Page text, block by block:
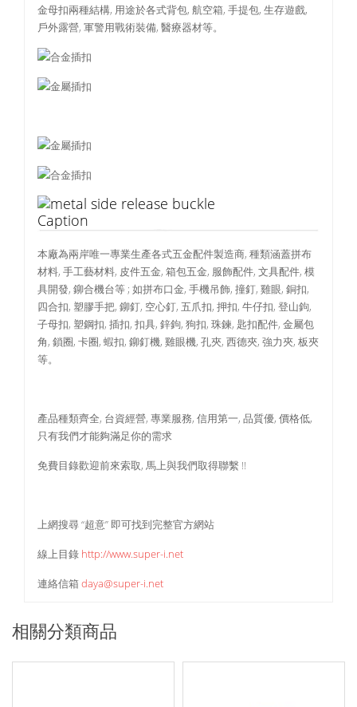
金母扣兩種結構, 用途於各式背包, 航空箱, 手提包, 生存遊戲,
戶外露營, 軍警用戰術裝備, 醫療器材等。
Caption
本廠為兩岸唯一專業生產各式五金配件製造商, 種類涵蓋拼布
材料, 手工藝材料, 皮件五金, 箱包五金, 服飾配件, 文具配件, 模
具開發, 鉚合機台等 ; 如拼布口金, 手機吊飾, 撞釘, 雞眼, 銅扣,
四合扣, 塑膠手把, 鉚釘, 空心釘, 五爪扣, 押扣, 牛仔扣, 登山鉤,
子母扣, 塑鋼扣, 插扣, 扣具, 鋅鉤, 狗扣, 珠鍊, 匙扣配件, 金屬包
角, 鎖圈, 卡圈, 蝦扣, 鉚釘機, 雞眼機, 孔夾, 西德夾, 強力夾, 板夾
等。
產品種類齊全, 台資經營, 專業服務, 信用第一, 品質優, 價格低,
只有我們才能夠滿足你的需求
免費目錄歡迎前來索取, 馬上與我們取得聯繫 !!
上網搜尋 “超意” 即可找到完整官方網站
線上目錄 http://www.super-i.net
連絡信箱daya@super-i.net
相關分類商品